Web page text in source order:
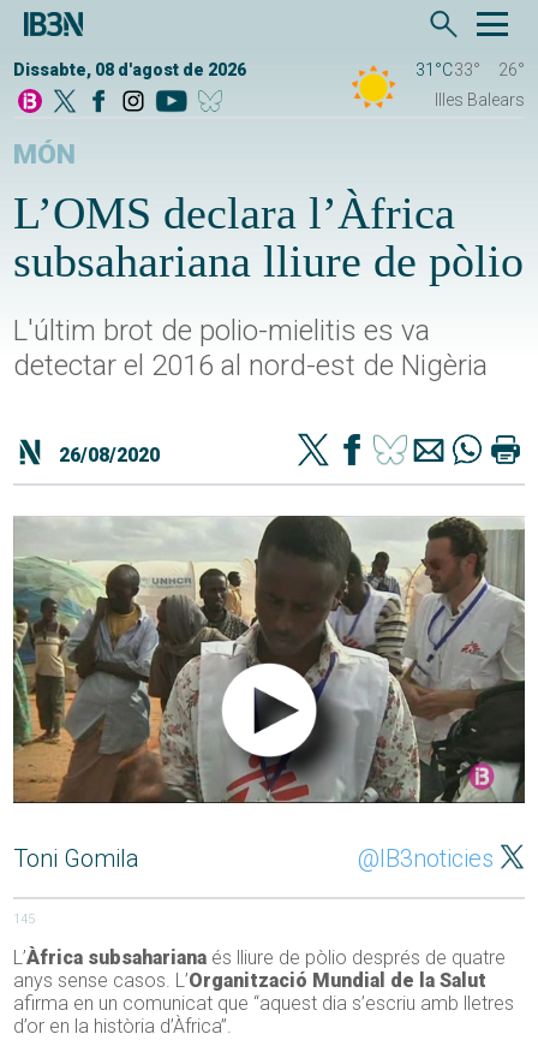
Dissabte, 08 d'agost de 2026 31°C33°
26°
Illes Balears
MÓN
L’OMS declara l’Àfrica
subsahariana lliure de pòlio
L'últim brot de polio-mielitis es va
detectar el 2016 al nord-est de Nigèria
26/08/2020
Toni Gomila @IB3noticies
145
L’Àfrica subsahariana és lliure de pòlio després de quatre
anys sense casos. L’Organització Mundial de la Salut
afirma en un comunicat que “aquest dia s’escriu amb lletres
d’or en la història d’Àfrica”.